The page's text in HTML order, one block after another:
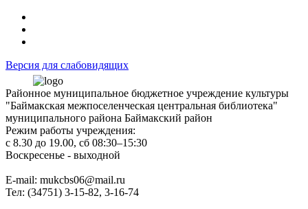
Версия для слабовидящих
Районное муниципальное бюджетное учреждение культуры
"Баймакская межпоселенческая центральная библиотека"
муниципального района Баймакский район
Режим работы учреждения:
с 8.30 до 19.00, сб 08:30–15:30
Воскресенье - выходной
Е-mail: mukcbs06@mail.ru
Тел: (34751) 3-15-82, 3-16-74